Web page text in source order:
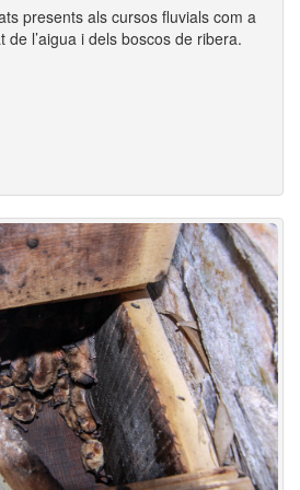
presents als cursos fluvials com a
l’aigua i dels boscos de ribera.